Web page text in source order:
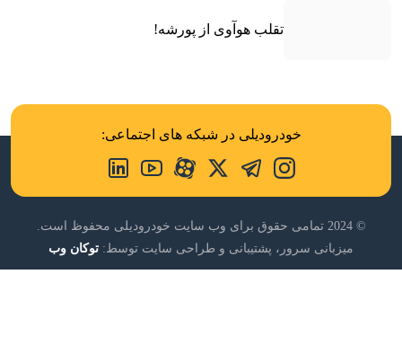
شورولت کوروت جدید با موتور جدید آمد!